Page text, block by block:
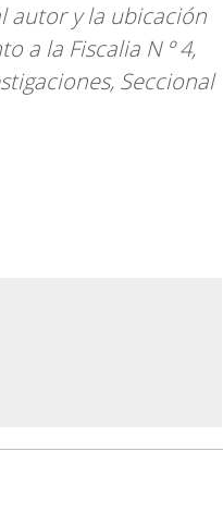
autor y la ubicación
a la Fiscalia N º 4,
Seccional